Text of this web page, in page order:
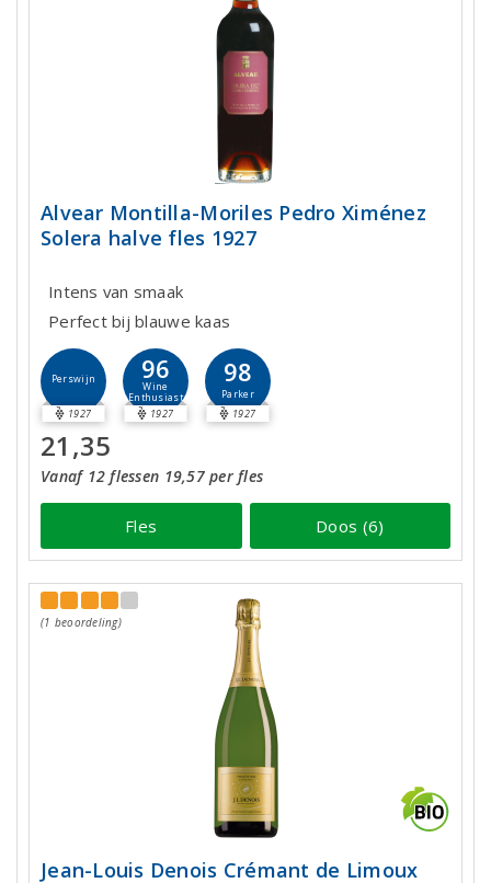
Alvear Montilla-Moriles Pedro Ximénez
Solera halve fles 1927
Intens van smaak
Perfect bij blauwe kaas
Perswijn
1927
96
Wine
Enthusiast
1927
98
Parker
1927
21,35
Vanaf 12 flessen 19,57 per fles
Fles Doos (6)
(1 beoordeling)
Jean-Louis Denois Crémant de Limoux